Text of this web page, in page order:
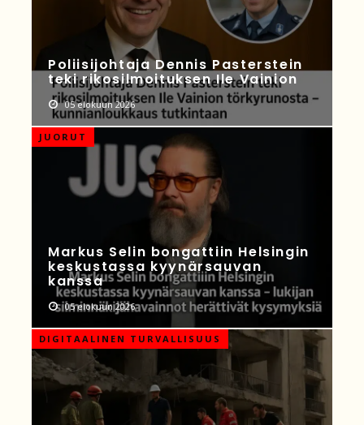
Poliisijohtaja Dennis Pasterstein
teki rikosilmoituksen Ile Vainion
05 elokuun 2026
JUORUT
Markus Selin bongattiin Helsingin
keskustassa kyynärsauvan
kanssa
05 elokuun 2026
DIGITAALINEN TURVALLISUUS